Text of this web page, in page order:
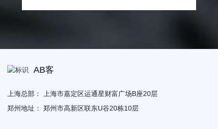
AB客
上海总部：
上海市嘉定区运通星财富广场B座20层
郑州地址：
郑州市高新区联东U谷20栋10层